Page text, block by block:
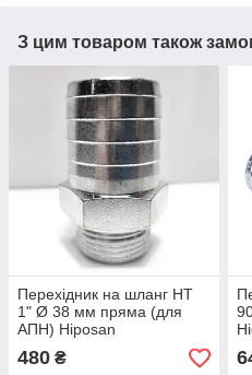
З цим товаром також
Перехідник на шланг НТ
1" Ø 38 мм пряма (для
АПН) Hiposan
480 ₴